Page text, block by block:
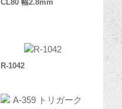
CL80 幅2.8mm
R-1042